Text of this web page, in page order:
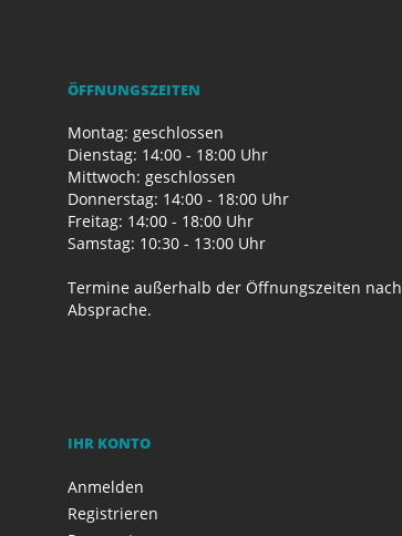
ÖFFNUNGSZEITEN
Montag: geschlossen
Dienstag: 14:00 - 18:00 Uhr
Mittwoch: geschlossen
Donnerstag: 14:00 - 18:00 Uhr
Freitag: 14:00 - 18:00 Uhr
Samstag: 10:30 - 13:00 Uhr
Termine außerhalb der Öffnungszeiten nach
Absprache.
IHR KONTO
Anmelden
Registrieren